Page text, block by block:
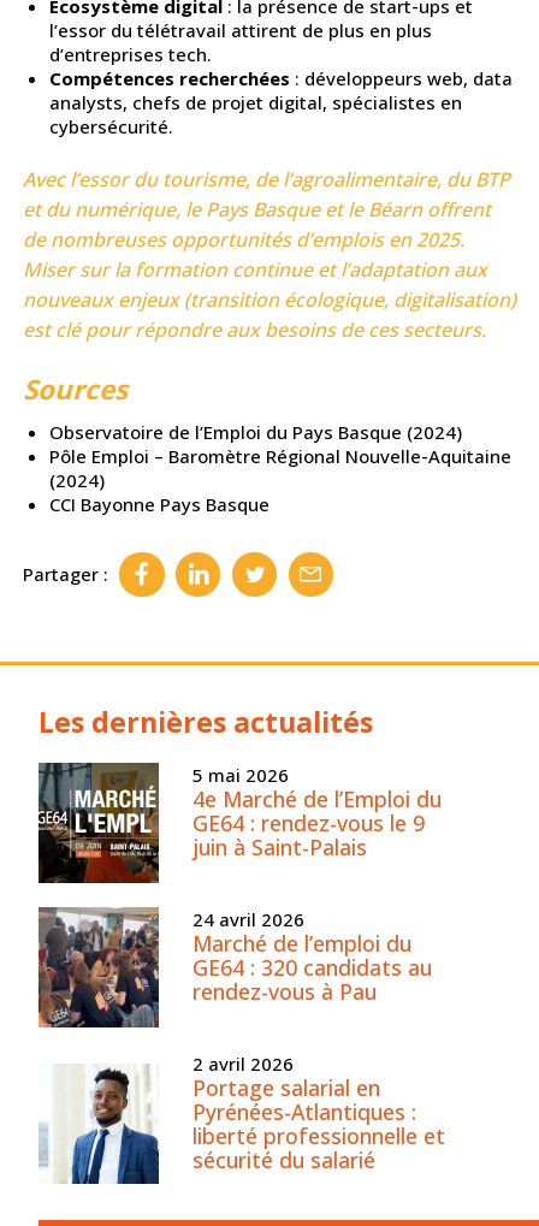
Écosystème digital : la présence de start-ups et
l’essor du télétravail attirent de plus en plus
d’entreprises tech.
Compétences recherchées : développeurs web, data
analysts, chefs de projet digital, spécialistes en
cybersécurité.
Avec l’essor du tourisme, de l’agroalimentaire, du BTP
et du numérique, le Pays Basque et le Béarn offrent
de nombreuses opportunités d’emplois en 2025.
Miser sur la formation continue et l’adaptation aux
nouveaux enjeux (transition écologique, digitalisation)
est clé pour répondre aux besoins de ces secteurs.
Sources
Observatoire de l’Emploi du Pays Basque (2024)
Pôle Emploi – Baromètre Régional Nouvelle-Aquitaine
(2024)
CCI Bayonne Pays Basque
Partager :
Les dernières actualités
5 mai 2026
4e Marché de l’Emploi du
GE64 : rendez-vous le 9
juin à Saint-Palais
24 avril 2026
Marché de l’emploi du
GE64 : 320 candidats au
rendez-vous à Pau
2 avril 2026
Portage salarial en
Pyrénées-Atlantiques :
liberté professionnelle et
sécurité du salarié